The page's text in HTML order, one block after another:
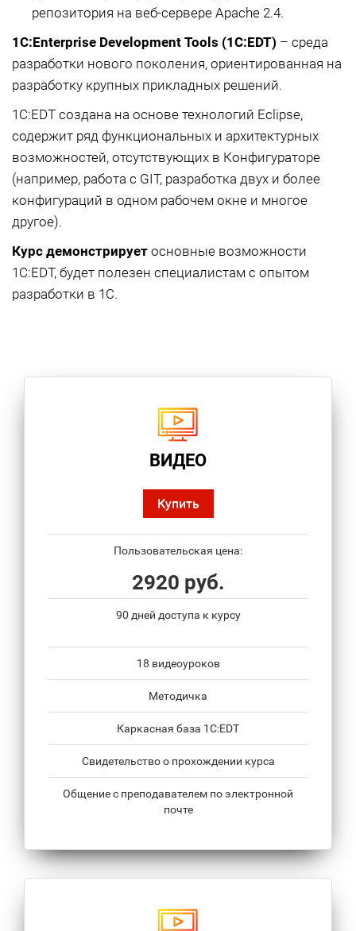
репозитория на веб-сервере Apache 2.4.
1C:Enterprise Development Tools (1С:EDT) – среда
разработки нового поколения, ориентированная на
разработку крупных прикладных решений.
1С:EDT создана на основе технологий Eclipse,
содержит ряд функциональных и архитектурных
возможностей, отсутствующих в Конфигураторе
(например, работа с GIT, разработка двух и более
конфигураций в одном рабочем окне и многое
другое).
Курс демонстрирует основные возможности
1С:EDT, будет полезен специалистам с опытом
разработки в 1С.
ВИДЕО
Купить
Пользовательская цена:
2920 руб.
90 дней доступа к курсу
18 видеоуроков
Методичка
Каркасная база 1С:EDT
Свидетельство о прохождении курса
Общение с преподавателем по электронной
почте